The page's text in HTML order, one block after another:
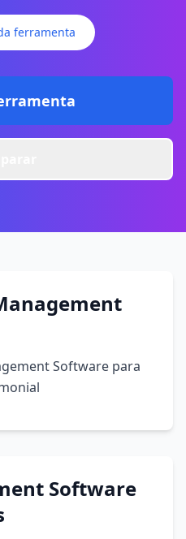
ferramenta
Software para
Software